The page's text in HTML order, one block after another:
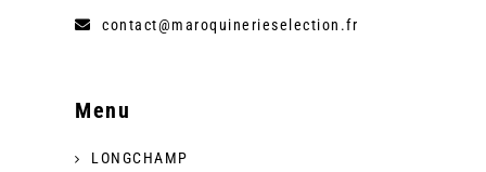
contact@maroquinerieselection.fr
Menu
LONGCHAMP